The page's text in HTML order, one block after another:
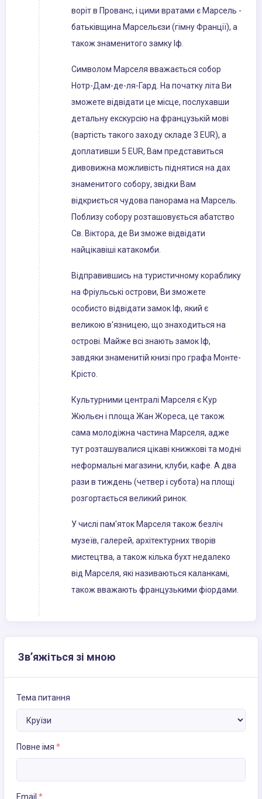
воріт в Прованс, і цими вратами є Марсель -
батьківщина Марсельєзи (гімну Франції), а
також знаменитого замку Іф.
Символом Марселя вважається собор
Нотр-Дам-де-ля-Гард. На початку літа Ви
зможете відвідати це місце, послухавши
детальну екскурсію на французькій мові
(вартість такого заходу складе 3 EUR), а
доплативши 5 EUR, Вам представиться
дивовижна можливість піднятися на дах
знаменитого собору, звідки Вам
відкриється чудова панорама на Марсель.
Поблизу собору розташовується абатство
Св. Віктора, де Ви зможе відвідати
найцікавіші катакомби.
Відправившись на туристичному кораблику
на Фріульські острови, Ви зможете
особисто відвідати замок Іф, який є
великою в'язницею, що знаходиться на
острові. Майже всі знають замок Іф,
завдяки знаменитій книзі про графа Монте-
Крісто.
Культурними централі Марселя є Кур
Жюльєн і площа Жан Жореса, це також
сама молодіжна частина Марселя, адже
тут розташувалися цікаві книжкові та модні
неформальні магазини, клуби, кафе. А два
рази в тиждень (четвер і субота) на площі
розгортається великий ринок.
У числі пам'яток Марселя також безліч
музеїв, галерей, архітектурних творів
мистецтва, а також кілька бухт недалеко
від Марселя, які називаються каланкамі,
також вважають французькими фіордами.
Зв’яжіться зі мною
Тема питання
Повне імя *
Email *